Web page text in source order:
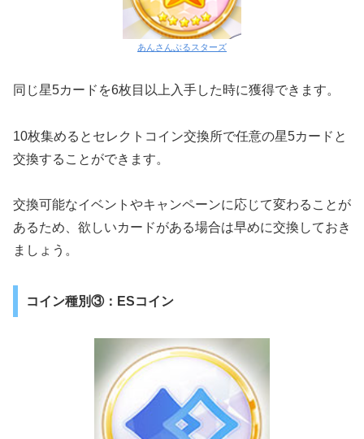
あんさんぶるスターズ
同じ星5カードを6枚目以上入手した時に獲得できます。
10枚集めるとセレクトコイン交換所で任意の星5カードと
交換することができます。
交換可能なイベントやキャンペーンに応じて変わることが
あるため、欲しいカードがある場合は早めに交換しておき
ましょう。
コイン種別③：ESコイン